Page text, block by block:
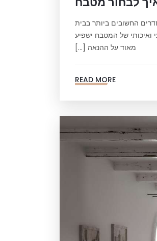
החשובים ביותר בבית
ואיכותי של המטבח ישפיע
מאוד על ההנאה […]
READ MORE